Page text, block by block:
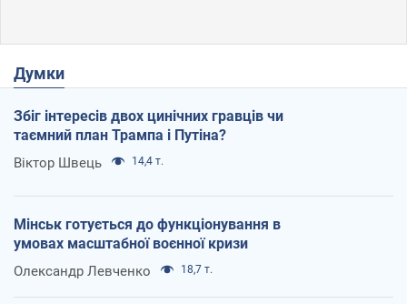
Думки
Збіг інтересів двох цинічних гравців чи
таємний план Трампа і Путіна?
Віктор Швець 14,4 т.
Мінськ готується до функціонування в
умовах масштабної воєнної кризи
Олександр Левченко 18,7 т.